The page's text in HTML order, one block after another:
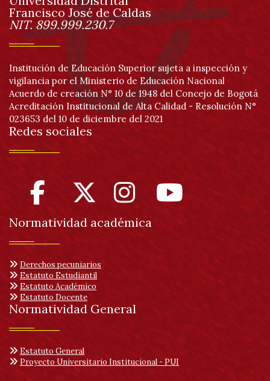
página
Información
Francisco José de Caldas
NIT. 899.999.230.7
Institución de Educación Superior sujeta a inspección y
vigilancia por el Ministerio de Educación Nacional
Acuerdo de creación N° 10 de 1948 del Concejo de Bogotá
Acreditación Institucional de Alta Calidad - Resolución N°
023653 del 10 de diciembre del 2021
Redes sociales
Normatividad académica
Derechos pecuniarios
Estatuto Estudiantil
Estatuto Académico
Estatuto Docente
Normatividad General
Estatuto General
Proyecto Universitario Institucional - PUI